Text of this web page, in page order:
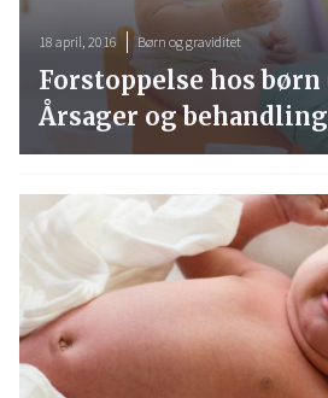
18 april, 2016 Børn og graviditet
Forstoppelse hos
Årsager og